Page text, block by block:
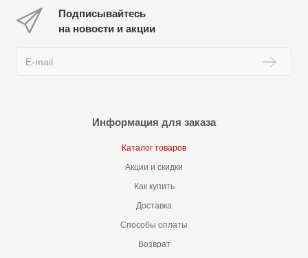
Подписывайтесь
на новости и акции
Информация для заказа
Каталог товаров
Акции и скидки
Как купить
Доставка
Способы оплаты
Возврат